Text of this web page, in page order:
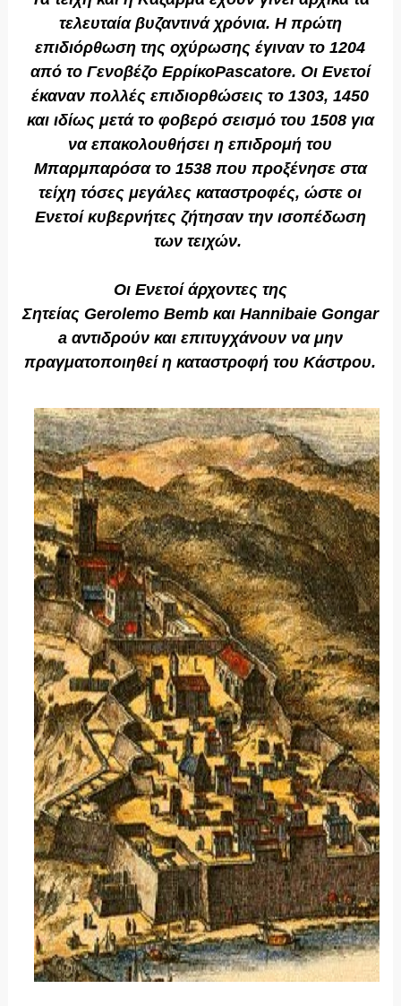
τελευταία βυζαντινά χρόνια. Η πρώτη
επιδιόρθωση της οχύρωσης έγιναν το 1204
από το Γενοβέζο ΕρρίκοPascatore. Οι Ενετοί
έκαναν πολλές επιδιορθώσεις το 1303, 1450
και ιδίως μετά το φοβερό σεισμό του 1508 για
να επακολουθήσει η επιδρομή του
Μπαρμπαρόσα το 1538 που προξένησε στα
τείχη τόσες μεγάλες καταστροφές, ώστε οι
Ενετοί κυβερνήτες ζήτησαν την ισοπέδωση
των τειχών.
Οι Ενετοί άρχοντες της
Σητείας Gerolemo Bembκαι Hannibaie Gongar
aαντιδρούν και επιτυγχάνουν να μην
πραγματοποιηθεί η καταστροφή του Κάστρου.